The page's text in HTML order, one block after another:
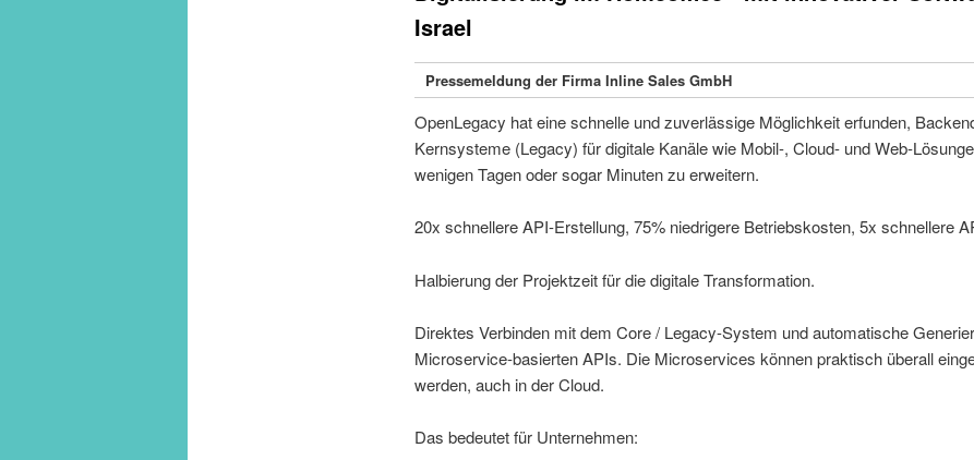
Israel
Pressemeldung der Firma Inline Sales GmbH
OpenLegacy hat eine schnelle und zuverlässige Möglichkeit erfunden,
Kernsysteme (Legacy) für digitale Kanäle wie Mobil-, Cloud- und Web-
wenigen Tagen oder sogar Minuten zu erweitern.
20x schnellere API-Erstellung, 75% niedrigere Betriebskosten, 5x schnellere
Halbierung der Projektzeit für die digitale Transformation.
Direktes Verbinden mit dem Core / Legacy-System und automatische
Microservice-basierten APIs. Die Microservices können praktisch überall
werden, auch in der Cloud.
Das bedeutet für Unternehmen: